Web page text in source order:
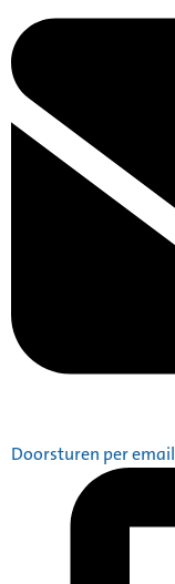
Doorsturen per email